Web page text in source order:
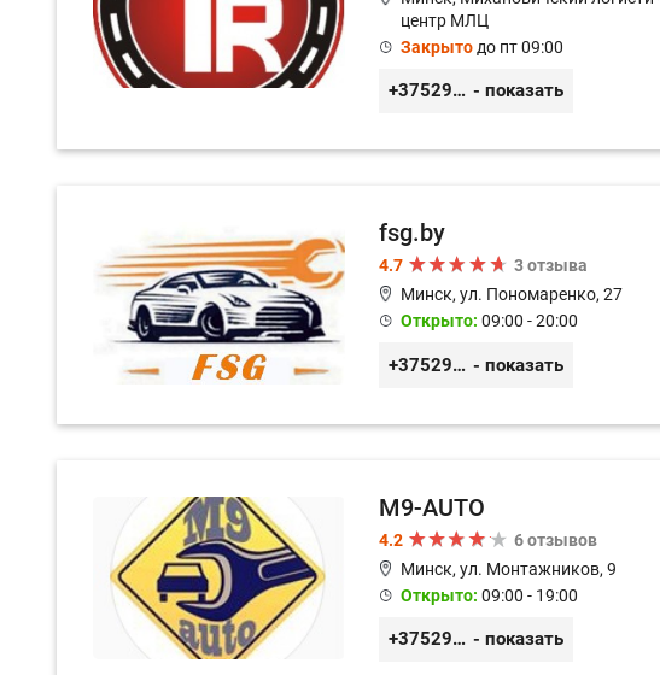
центр МЛЦ
Закрытодо пт 09:00
+375296233505 - показать
fsg.by
4.7
3 отзыва
Минск, ул. Пономаренко, 27
Открыто: 09:00 - 20:00
+375291882338 - показать
M9-AUTO
4.2
6 отзывов
Минск, ул. Монтажников, 9
Открыто: 09:00 - 19:00
+375299395764 - показать